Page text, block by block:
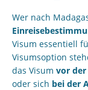
Wer nach
Visum essentiell
Visumsoption
das Visum vor der
oder sich bei der